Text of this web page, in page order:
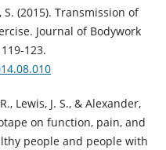
S. (2015). Transmission of
Journal of Bodywork
123.
Lewis, J. S., & Alexander,
on function, pain, and
people and people with